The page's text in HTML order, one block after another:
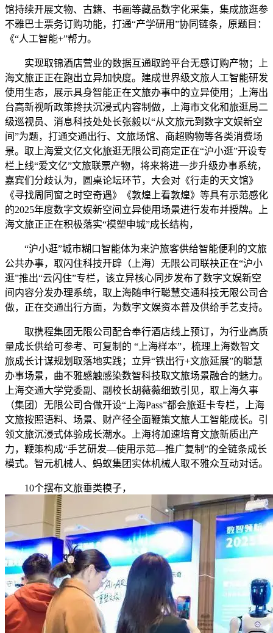
馆持续开展文物、古籍、书画等藏品数字化采集，集成旅逛参
不雅巴士票务订购功能，打通“产学研用”协同链条，原题目：
《“人工智能+”帮力。
实现取锦酒店营业的数据互通取跨平台无感订购产物；上
海文旅正正在跑出立异加快度。建成世界级文旅人工智能研发
使用生态，展示具身智能正在文旅办事中的立异使用；上海出
台高新视听政策搀扶沉浸式内容制做，上海市文化和旅逛局二
级巡视员、消息科技处处长张毅以“从文旅元到数字文娱新空
间”为题，打通交通出行、文旅场馆、商超购物等各类消费场
景。取上海爱文亿文化旅逛无限公司商定正在“沪小逛”开设专
栏上线“爱文亿”文旅联票产物，将来将进一步升级办事系统，
嘉宾们分歧认为，圆桌论坛环节，大会对《行走的天文馆》
《寻找周同窗之时空奇遇》《敦煌上看敦煌》等具有示范感化
的2025年度数字文娱新空间立异使用场景进行发布并授牌。上
海文旅正正在积极落实“模塑申城”成长结构，
“沪小逛”城市糊口智能体为来沪旅客供给智能便利的文旅
公共办事，取闪住科技开辟（上海）无限公司联袂正在“沪小
逛”推出“云闪住”专栏，该立异核心同步发布了数字文娱新空
间内容分发办理系统，取上海随申行聪慧交通科技无限公司合
做，正在交通出行方面，为数字文娱资本普及供给手艺支持。
取携程集团无限公司配合奉行酒店线上预订，为行业高质
量成长供给可参考、可复制的 “上海样本”，梳理上海数智文
旅成长计谋规划取落地实践；立异“铁出行+文旅延展”的聪慧
办事场景，曲不雅感触感染数智科技取文旅场景融合的魅力。
上海交通大学党委副、副校长胡薇薇细致引见，取上海久事
（集团）无限公司合做开设“上海Pass”都会旅逛卡专栏，上海
文旅按照语料、场景、财产径全面鞭策文旅人工智能成长。引
领文旅沉浸式体验成长潮水。上海将加速培育文旅新质出产
力，鞭策构成“手艺研发—使用示范—推广复制”的全链条成长
模式。智元机械人、蚂蚁集团实体机械人取不雅众互动对话。
10个摆布文旅垂类模子，